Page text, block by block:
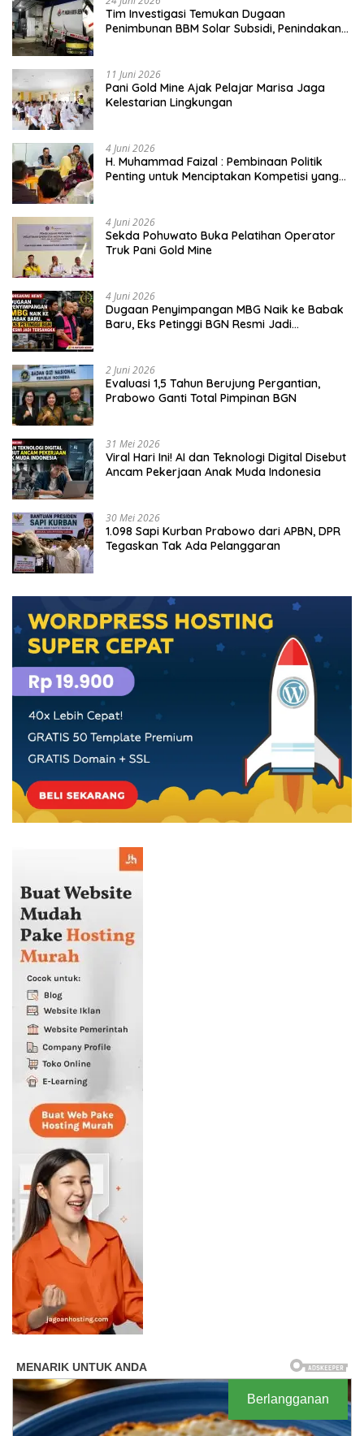
Tim Investigasi Temukan Dugaan
Penimbunan BBM Solar Subsidi, Penindakan
11 Juni 2026
Pani Gold Mine Ajak Pelajar Marisa Jaga
Kelestarian Lingkungan
4 Juni 2026
H. Muhammad Faizal : Pembinaan Politik
Penting untuk Menciptakan Kompetisi yang
4 Juni 2026
Sekda Pohuwato Buka Pelatihan Operator
Truk Pani Gold Mine
4 Juni 2026
Dugaan Penyimpangan MBG Naik ke Babak
Baru, Eks Petinggi BGN Resmi Jadi
2 Juni 2026
Evaluasi 1,5 Tahun Berujung Pergantian,
Prabowo Ganti Total Pimpinan BGN
31 Mei 2026
Viral Hari Ini! AI dan Teknologi Digital Disebut
Ancam Pekerjaan Anak Muda Indonesia
30 Mei 2026
1.098 Sapi Kurban Prabowo dari APBN, DPR
Tegaskan Tak Ada Pelanggaran
Berlangganan